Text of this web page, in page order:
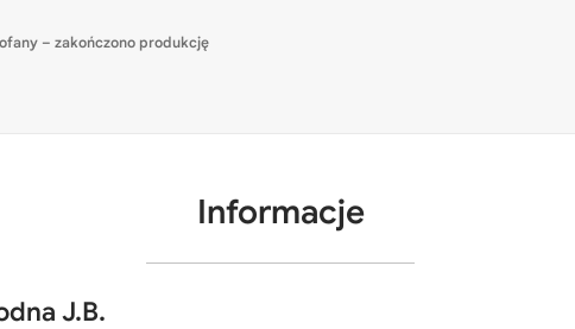
– zakończono produkcję
Informacje
J.B.